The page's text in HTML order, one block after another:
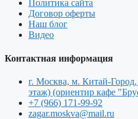
Политика сайта
Договор оферты
Наш блог
Видео
Контактная информация
г. Москва, м. Китай-
этаж) (ориентир кафе
+7 (966) 171-99-92
zagar.moskva@mail.ru